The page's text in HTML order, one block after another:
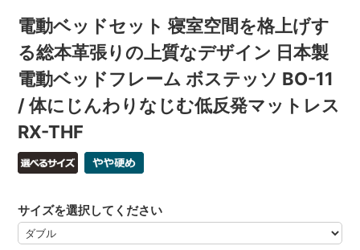
電動ベッドセット 寝室空間を格上げす
る総本革張りの上質なデザイン 日本製
電動ベッドフレーム ボステッソ BO-11
/ 体にじんわりなじむ低反発マットレス
RX-THF
サイズを選択してください